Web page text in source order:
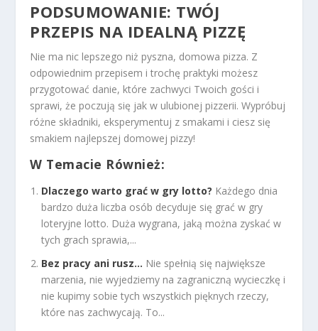
PODSUMOWANIE: TWÓJ
PRZEPIS NA IDEALNĄ PIZZĘ
Nie ma nic lepszego niż pyszna, domowa pizza. Z
odpowiednim przepisem i trochę praktyki możesz
przygotować danie, które zachwyci Twoich gości i
sprawi, że poczują się jak w ulubionej pizzerii. Wypróbuj
różne składniki, eksperymentuj z smakami i ciesz się
smakiem najlepszej domowej pizzy!
W Temacie Również:
Dlaczego warto grać w gry lotto? Każdego dnia
bardzo duża liczba osób decyduje się grać w gry
loteryjne lotto. Duża wygrana, jaką można zyskać w
tych grach sprawia,...
Bez pracy ani rusz… Nie spełnią się największe
marzenia, nie wyjedziemy na zagraniczną wycieczkę i
nie kupimy sobie tych wszystkich pięknych rzeczy,
które nas zachwycają. To...